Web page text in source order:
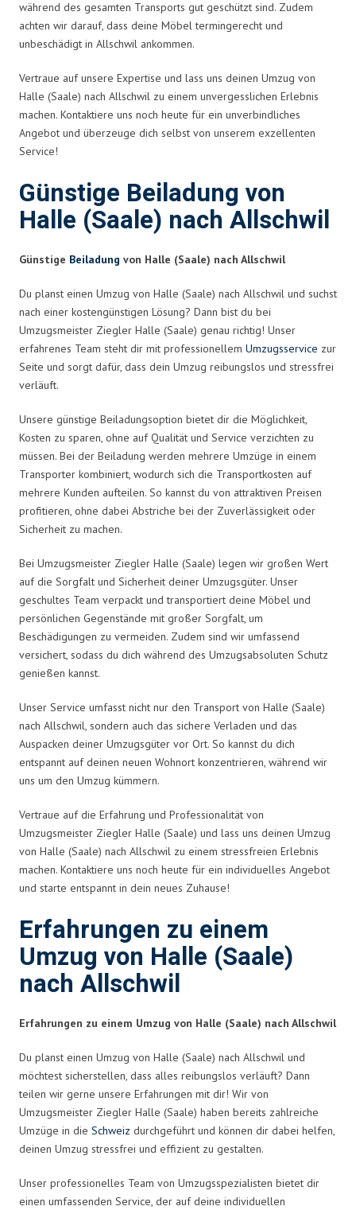
während des gesamten Transports gut geschützt sind. Zudem
achten wir darauf, dass deine Möbel termingerecht und
unbeschädigt in Allschwil ankommen.
Vertraue auf unsere Expertise und lass uns deinen Umzug von
Halle (Saale) nach Allschwil zu einem unvergesslichen Erlebnis
machen. Kontaktiere uns noch heute für ein unverbindliches
Angebot und überzeuge dich selbst von unserem exzellenten
Service!
Günstige Beiladung von
Halle (Saale) nach Allschwil
Günstige Beiladung von Halle (Saale) nach Allschwil
Du planst einen Umzug von Halle (Saale) nach Allschwil und suchst
nach einer kostengünstigen Lösung? Dann bist du bei
Umzugsmeister Ziegler Halle (Saale) genau richtig! Unser
erfahrenes Team steht dir mit professionellem Umzugsservice zur
Seite und sorgt dafür, dass dein Umzug reibungslos und stressfrei
verläuft.
Unsere günstige Beiladungsoption bietet dir die Möglichkeit,
Kosten zu sparen, ohne auf Qualität und Service verzichten zu
müssen. Bei der Beiladung werden mehrere Umzüge in einem
Transporter kombiniert, wodurch sich die Transportkosten auf
mehrere Kunden aufteilen. So kannst du von attraktiven Preisen
profitieren, ohne dabei Abstriche bei der Zuverlässigkeit oder
Sicherheit zu machen.
Bei Umzugsmeister Ziegler Halle (Saale) legen wir großen Wert
auf die Sorgfalt und Sicherheit deiner Umzugsgüter. Unser
geschultes Team verpackt und transportiert deine Möbel und
persönlichen Gegenstände mit großer Sorgfalt, um
Beschädigungen zu vermeiden. Zudem sind wir umfassend
versichert, sodass du dich während des Umzugsabsoluten Schutz
genießen kannst.
Unser Service umfasst nicht nur den Transport von Halle (Saale)
nach Allschwil, sondern auch das sichere Verladen und das
Auspacken deiner Umzugsgüter vor Ort. So kannst du dich
entspannt auf deinen neuen Wohnort konzentrieren, während wir
uns um den Umzug kümmern.
Vertraue auf die Erfahrung und Professionalität von
Umzugsmeister Ziegler Halle (Saale) und lass uns deinen Umzug
von Halle (Saale) nach Allschwil zu einem stressfreien Erlebnis
machen. Kontaktiere uns noch heute für ein individuelles Angebot
und starte entspannt in dein neues Zuhause!
Erfahrungen zu einem
Umzug von Halle (Saale)
nach Allschwil
Erfahrungen zu einem Umzug von Halle (Saale) nach Allschwil
Du planst einen Umzug von Halle (Saale) nach Allschwil und
möchtest sicherstellen, dass alles reibungslos verläuft? Dann
teilen wir gerne unsere Erfahrungen mit dir! Wir von
Umzugsmeister Ziegler Halle (Saale) haben bereits zahlreiche
Umzüge in die Schweiz durchgeführt und können dir dabei helfen,
deinen Umzug stressfrei und effizient zu gestalten.
Unser professionelles Team von Umzugsspezialisten bietet dir
einen umfassenden Service, der auf deine individuellen